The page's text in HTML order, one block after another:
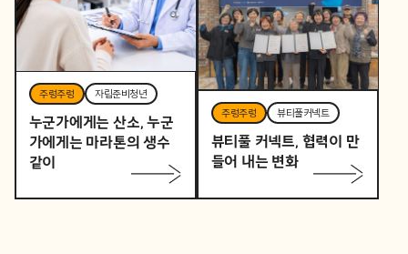
주렁주렁 자립준비청년
누군가에게는 산소, 누군
가에게는 마라톤의 생수
같이
주렁주렁 뷰티풀커넥트
뷰티풀 커넥트, 협력이 만
들어 내는 변화